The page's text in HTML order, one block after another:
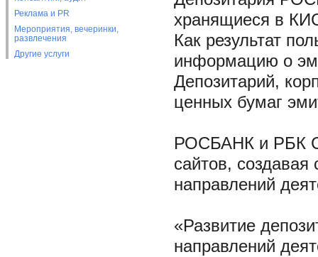
Реклама и PR
Мероприятия, вечеринки,
развлечения
Другие услуги
хранящиеся в
Как результат
информацию о
Депозитарий,
ценных бумаг
РОСБАНК и РБК
сайтов,
направлений
«Развитие
направлений